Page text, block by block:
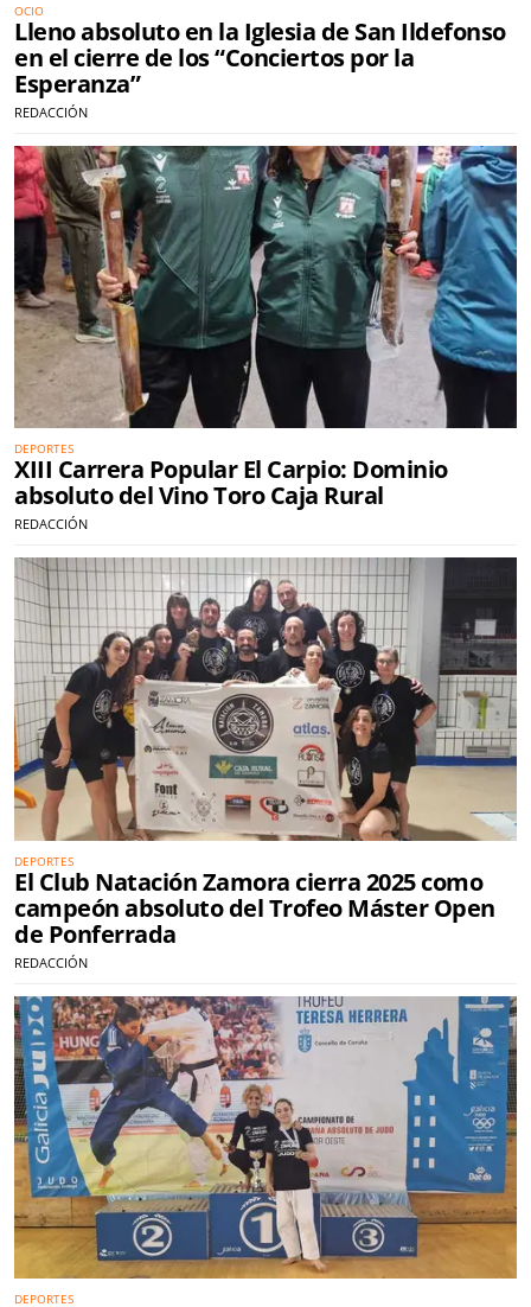
OCIO
Lleno absoluto en la Iglesia de San Ildefonso
en el cierre de los “Conciertos por la
Esperanza”
REDACCIÓN
DEPORTES
XIII Carrera Popular El Carpio: Dominio
absoluto del Vino Toro Caja Rural
REDACCIÓN
DEPORTES
El Club Natación Zamora cierra 2025 como
campeón absoluto del Trofeo Máster Open
de Ponferrada
REDACCIÓN
DEPORTES